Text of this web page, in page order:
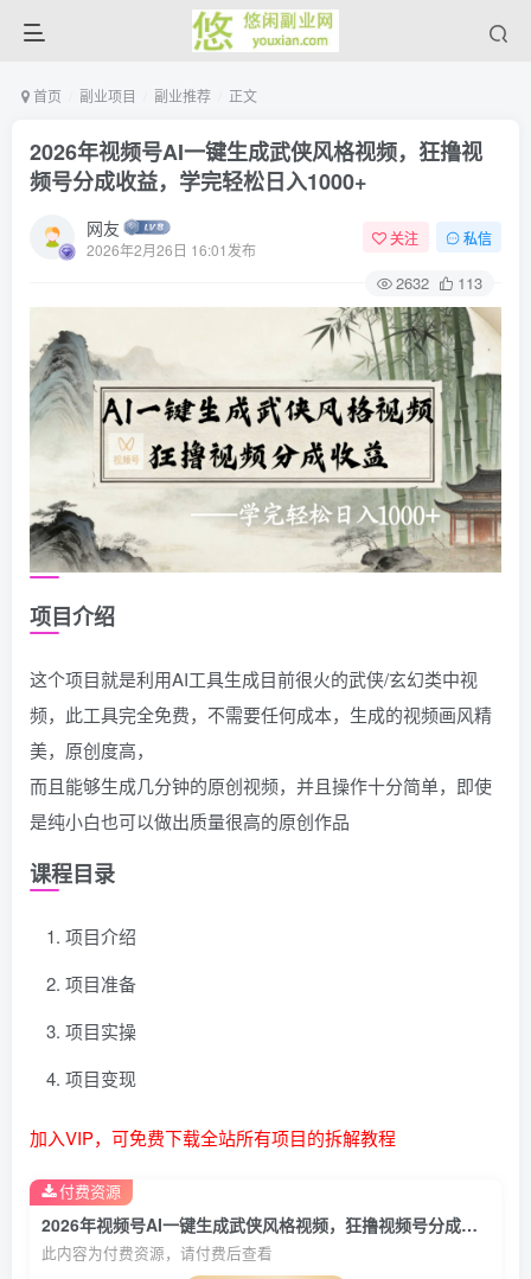
首页 副业项目 副业推荐 正文
2026年视频号AI一键生成武侠风格视频，狂撸视
频号分成收益，学完轻松日入1000+
网友
2026年2月26日 16:01发布
关注 私信
2632 113
项目介绍
这个项目就是利用AI工具生成目前很火的武侠/玄幻类中视
频，此工具完全免费，不需要任何成本，生成的视频画风精
美，原创度高，
而且能够生成几分钟的原创视频，并且操作十分简单，即使
是纯小白也可以做出质量很高的原创作品
课程目录
项目介绍
项目准备
项目实操
项目变现
加入VIP，可免费下载全站所有项目的拆解教程
2026年视频号AI一键生成武侠风格视频，狂撸视频号分成收益，学完轻松日入1000+
此内容为付费资源，请付费后查看
付费资源